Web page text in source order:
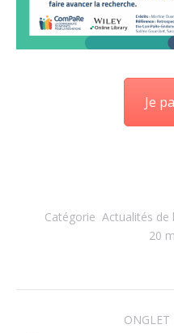
Je
Catégorie Actualités de
20
ONGLET